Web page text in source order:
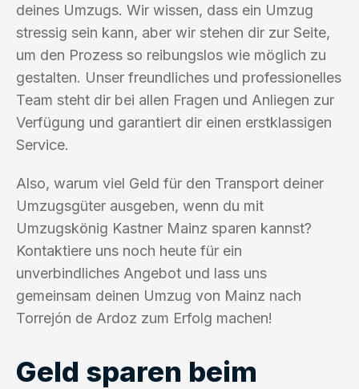
deines Umzugs. Wir wissen, dass ein Umzug
stressig sein kann, aber wir stehen dir zur Seite,
um den Prozess so reibungslos wie möglich zu
gestalten. Unser freundliches und professionelles
Team steht dir bei allen Fragen und Anliegen zur
Verfügung und garantiert dir einen erstklassigen
Service.
Also, warum viel Geld für den Transport deiner
Umzugsgüter ausgeben, wenn du mit
Umzugskönig Kastner Mainz sparen kannst?
Kontaktiere uns noch heute für ein
unverbindliches Angebot und lass uns
gemeinsam deinen Umzug von Mainz nach
Torrejón de Ardoz zum Erfolg machen!
Geld sparen beim